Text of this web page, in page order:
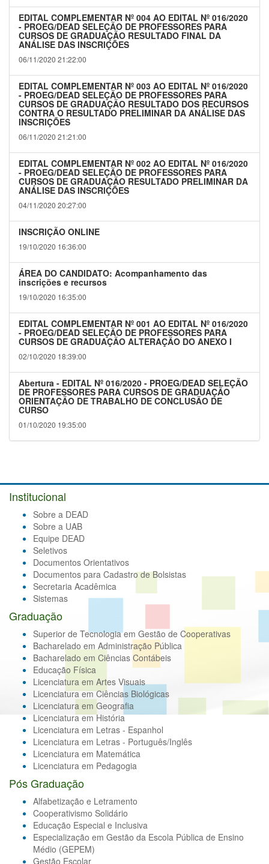
EDITAL COMPLEMENTAR Nº 004 AO EDITAL Nº 016/2020
- PROEG/DEAD SELEÇÃO DE PROFESSORES PARA
CURSOS DE GRADUAÇÃO RESULTADO FINAL DA
ANÁLISE DAS INSCRIÇÕES
06/11/2020 21:22:00
EDITAL COMPLEMENTAR Nº 003 AO EDITAL Nº 016/2020
- PROEG/DEAD SELEÇÃO DE PROFESSORES PARA
CURSOS DE GRADUAÇÃO RESULTADO DOS RECURSOS
CONTRA O RESULTADO PRELIMINAR DA ANÁLISE DAS
INSCRIÇÕES
06/11/2020 21:21:00
EDITAL COMPLEMENTAR Nº 002 AO EDITAL Nº 016/2020
- PROEG/DEAD SELEÇÃO DE PROFESSORES PARA
CURSOS DE GRADUAÇÃO RESULTADO PRELIMINAR DA
ANÁLISE DAS INSCRIÇÕES
04/11/2020 20:27:00
INSCRIÇÃO ONLINE
19/10/2020 16:36:00
ÁREA DO CANDIDATO: Acompanhamento das
inscrições e recursos
19/10/2020 16:35:00
EDITAL COMPLEMENTAR Nº 001 AO EDITAL Nº 016/2020
- PROEG/DEAD SELEÇÃO DE PROFESSORES PARA
CURSOS DE GRADUAÇÃO ALTERAÇÃO DO ANEXO I
02/10/2020 18:39:00
Abertura - EDITAL Nº 016/2020 - PROEG/DEAD SELEÇÃO
DE PROFESSORES PARA CURSOS DE GRADUAÇÃO
ORIENTAÇÃO DE TRABALHO DE CONCLUSÃO DE
CURSO
01/10/2020 19:35:00
Institucional
Sobre a DEAD
Sobre a UAB
Equipe DEAD
Seletivos
Documentos Orientativos
Documentos para Cadastro de Bolsistas
Secretaria Acadêmica
Sistemas
Graduação
Superior de Tecnologia em Gestão de Cooperativas
Bacharelado em Administração Pública
Bacharelado em Ciências Contábeis
Educação Física
Licenciatura em Artes Visuais
Licenciatura em Ciências Biológicas
Licenciatura em Geografia
Licenciatura em História
Licenciatura em Letras - Espanhol
Licenciatura em Letras - Português/Inglês
Licenciatura em Matemática
Licenciatura em Pedagogia
Pós Graduação
Alfabetização e Letramento
Cooperativismo Solidário
Educação Especial e Inclusiva
Especialização em Gestão da Escola Pública de Ensino
Médio (GEPEM)
Gestão Escolar